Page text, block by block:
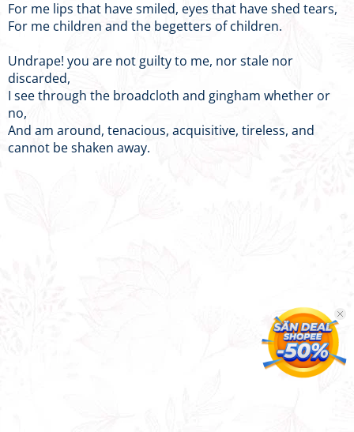
For me lips that have smiled, eyes that have shed tears,
For me children and the begetters of children.
Undrape! you are not guilty to me, nor stale nor
discarded,
I see through the broadcloth and gingham whether or
no,
And am around, tenacious, acquisitive, tireless, and
cannot be shaken away.